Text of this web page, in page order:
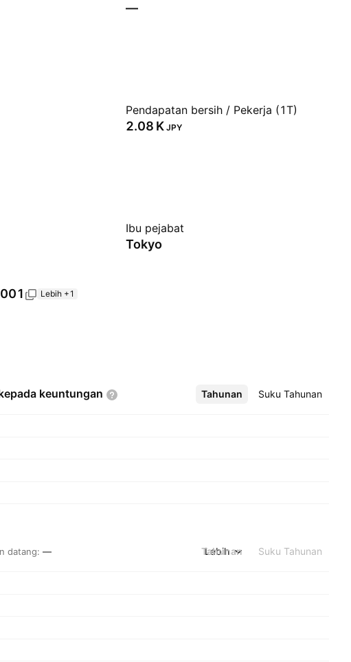
—
Pendapatan bersih / Pekerja (1T)
‪2.08 K‬ JPY
Ibu pejabat
Tokyo
Lebih +1
keuntungan Tahunan Suku Tahunan
Lebih
datang: — Tahunan Suku Tahunan
Lebih